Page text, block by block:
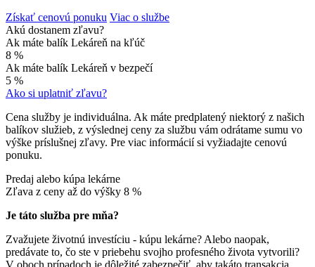
Získať cenovú ponuku Viac o službe
Akú dostanem zľavu?
Ak máte balík Lekáreň na kľúč
8 %
Ak máte balík Lekáreň v bezpečí
5 %
Ako si uplatniť zľavu?
Cena služby je individuálna. Ak máte predplatený niektorý z našich
balíkov služieb, z výslednej ceny za službu vám odrátame sumu vo
výške príslušnej zľavy. Pre viac informácií si vyžiadajte cenovú
ponuku.
Predaj alebo kúpa lekárne
Zľava z ceny až do výšky 8 %
Je táto služba pre mňa?
Zvažujete životnú investíciu - kúpu lekárne? Alebo naopak,
predávate to, čo ste v priebehu svojho profesného života vytvorili?
V oboch prípadoch je dôležité zabezpečiť, aby takáto transakcia